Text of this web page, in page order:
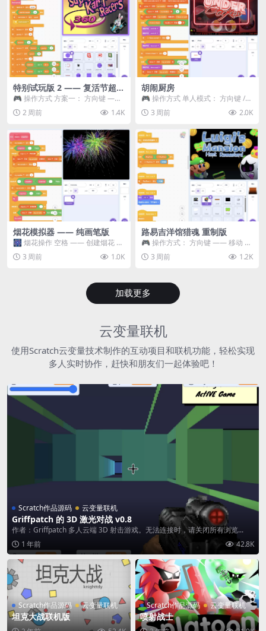
特别试玩版 2 —— 复活节超级
卡丁车赛
🎮 操作方式 方案一： 方向键 ——
移动 Z —— 跳跃 / 漂移 方案二： ...
2 周前 1.4K
胡闹厨房
🎮 操作方式 单人模式： 方向键 /
WASD —— 移动 Z / K —— 抓...
3 周前 2.0K
烟花模拟器 —— 纯画笔版
🎆 烟花操作 空格 —— 创建烟花 1
~ 3 —— 切换烟花类型 普通烟花
嘶...3 周前 1.0K
路易吉洋馆猎魂 重制版
🎮 操作方式： 方向键 —— 移动 &
跳跃 空格 —— 打开宝箱 将你...
3 周前 1.2K
加载更多
云变量联机
使用Scratch云变量技术制作的互动项目和联机功能，轻松实现
多人实时协作，赶快和朋友们一起体验吧！
Scratch作品源码 云变量联机
Griffpatch 的 3D 激光对战 v0.8
作者：Griffpatch 多人云端 3D 射击游戏。无法连接时，请关闭所有浏览...
1 年前
42.8K
Scratch作品源码 云变量联机
坦克大战联机版
Scratch作品源码 云变量联机
喷射战士